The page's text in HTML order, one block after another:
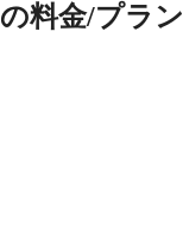
の料金/プラン